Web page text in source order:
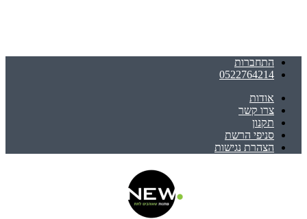
התחברות
0522764214
אודות
צרו קשר
תקנון
סניפי הרשת
הצהרת נגישות